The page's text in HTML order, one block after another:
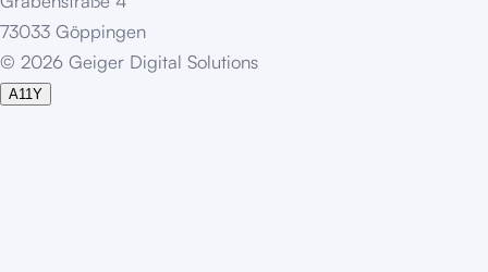
73033 Göppingen
© 2026 Geiger Digital Solutions
A11Y